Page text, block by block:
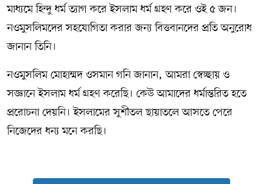
মাধ্যমে হিন্দু ধর্ম ত্যাগ করে ইসলাম ধর্ম গ্রহণ করে ওই ৫ জন।
নওমুসলিমদের সহযোগিতা করার জন্য বিত্তবানদের প্রতি অনুরোধ
জানান তিনি।
নওমুসলিম মোহাম্মদ ওসমান গনি জানান, আমরা স্বেচ্ছায় ও
সজ্ঞানে ইসলাম ধর্ম গ্রহণ করেছি। কেউ আমাদের ধর্মান্তরিত হতে
প্ররোচনা দেয়নি। ইসলামের সুশীতল ছায়াতলে আসতে পেরে
নিজেদের ধন্য মনে করছি।